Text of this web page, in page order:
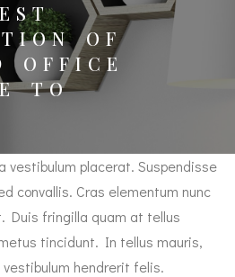
OF
OFFICE
TO
vestibulum placerat. Suspendisse
convallis. Cras elementum nunc
Duis fringilla quam at tellus
tincidunt. In tellus mauris,
hendrerit felis.